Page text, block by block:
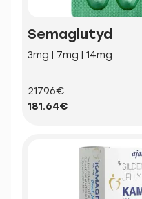
Semaglutyd
3mg | 7mg | 14mg
217.96€
181.64€